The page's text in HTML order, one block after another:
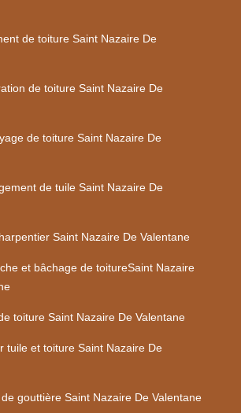
de toiture Saint Nazaire De
de toiture Saint Nazaire De
de toiture Saint Nazaire De
de tuile Saint Nazaire De
Saint Nazaire De Valentane
et bâchage de toitureSaint Nazaire
toiture Saint Nazaire De Valentane
tuile et toiture Saint Nazaire De
gouttière Saint Nazaire De Valentane